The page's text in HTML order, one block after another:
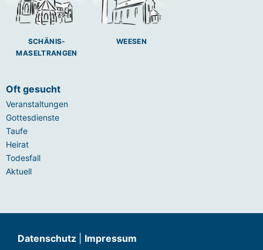
SCHÄNIS-
MASELTRANGEN
WEESEN
Oft gesucht
Veranstaltungen
Gottesdienste
Taufe
Heirat
Todesfall
Aktuell
Datenschutz Impressum